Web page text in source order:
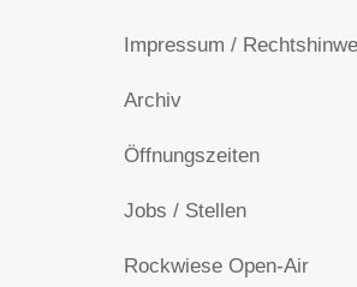
Impressum /
Archiv
Öffnungszeiten
Jobs / Stellen
Rockwiese Open-Air